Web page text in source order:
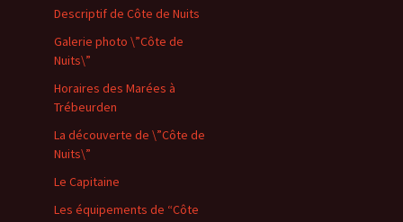
Descriptif de Côte de Nuits
Galerie photo \”Côte de
Nuits\”
Horaires des Marées à
Trébeurden
La découverte de \”Côte de
Nuits\”
Le Capitaine
Les équipements de “Côte